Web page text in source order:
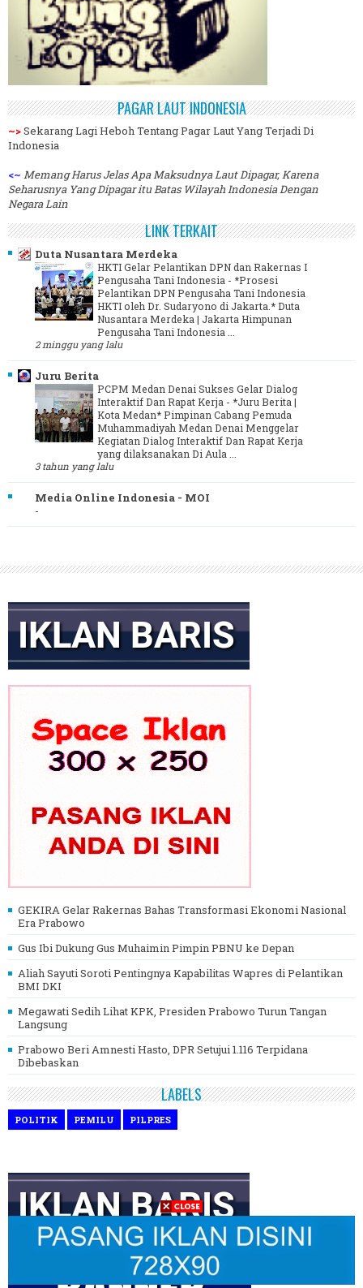
PAGAR LAUT INDONESIA
~>Sekarang Lagi Heboh Tentang Pagar Laut Yang Terjadi Di
Indonesia
<~ Memang Harus Jelas Apa Maksudnya Laut Dipagar, Karena
Seharusnya Yang Dipagar itu Batas Wilayah Indonesia Dengan
Negara Lain
LINK TERKAIT
Duta Nusantara Merdeka
HKTI Gelar Pelantikan DPN dan Rakernas I
Pengusaha Tani Indonesia - *Prosesi
Pelantikan DPN Pengusaha Tani Indonesia
HKTI oleh Dr. Sudaryono di Jakarta.* Duta
Nusantara Merdeka | Jakarta Himpunan
Pengusaha Tani Indonesia ...
2 minggu yang lalu
Juru Berita
PCPM Medan Denai Sukses Gelar Dialog
Interaktif Dan Rapat Kerja - *Juru Berita |
Kota Medan* Pimpinan Cabang Pemuda
Muhammadiyah Medan Denai Menggelar
Kegiatan Dialog Interaktif Dan Rapat Kerja
yang dilaksanakan Di Aula ...
3 tahun yang lalu
Media Online Indonesia - MOI
-
GEKIRA Gelar Rakernas Bahas Transformasi Ekonomi Nasional
Era Prabowo
Gus Ibi Dukung Gus Muhaimin Pimpin PBNU ke Depan
Aliah Sayuti Soroti Pentingnya Kapabilitas Wapres di Pelantikan
BMI DKI
Megawati Sedih Lihat KPK, Presiden Prabowo Turun Tangan
Langsung
Prabowo Beri Amnesti Hasto, DPR Setujui 1.116 Terpidana
Dibebaskan
LABELS
POLITIK PEMILU PILPRES